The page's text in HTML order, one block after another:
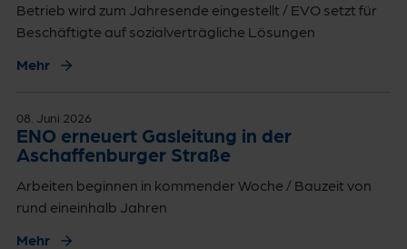
Betrieb wird zum Jahresende eingestellt / EVO setzt für
Beschäftigte auf sozialverträgliche Lösungen
Mehr
08. Juni 2026
ENO erneuert Gasleitung in der
Aschaffenburger Straße
Arbeiten beginnen in kommender Woche / Bauzeit von
rund eineinhalb Jahren
Mehr